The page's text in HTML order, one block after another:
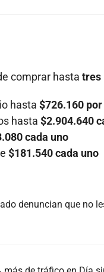
comprar hasta tres
hasta $726.160 por
hasta $2.904.640
cada uno
$181.540 cada uno
denuncian que no